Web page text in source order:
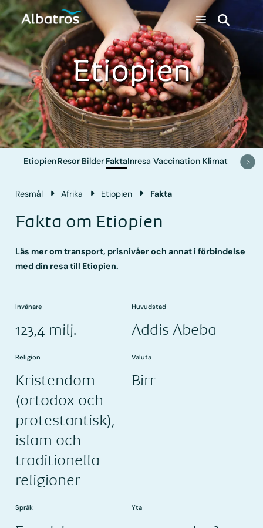
Etiopien
EtiopienResor Bilder FaktaInresa Vaccination Klimat
Resmål Afrika Etiopien Fakta
Fakta om Etiopien
Läs mer om transport, prisnivåer och annat i förbindelse
med din resa till Etiopien.
Invånare
123,4 milj.
Huvudstad
Addis Abeba
Religion
Kristendom
(ortodox och
protestantisk),
islam och
traditionella
religioner
Valuta
Birr
Språk Yta